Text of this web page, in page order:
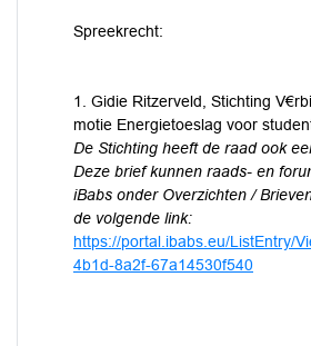
Spreekrecht:
1. Gidie Ritzerveld, Stichting
motie Energietoeslag voor
De Stichting heeft de raad ook
Deze brief kunnen raads- en
iBabs onder Overzichten /
de volgende link:
https://portal.ibabs.eu/ListEntry/
4b1d-8a2f-67a14530f540